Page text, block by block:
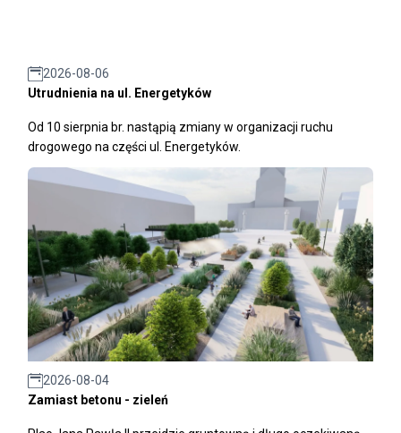
2026-08-06
Utrudnienia na ul. Energetyków
Od 10 sierpnia br. nastąpią zmiany w organizacji ruchu
drogowego na części ul. Energetyków.
2026-08-04
Zamiast betonu - zieleń